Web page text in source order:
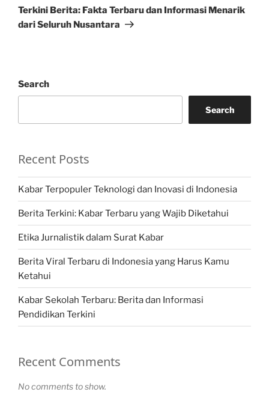
Post
Terkini Berita: Fakta Terbaru dan Informasi Menarik
dari Seluruh Nusantara
Search
Search
Recent Posts
Kabar Terpopuler Teknologi dan Inovasi di Indonesia
Berita Terkini: Kabar Terbaru yang Wajib Diketahui
Etika Jurnalistik dalam Surat Kabar
Berita Viral Terbaru di Indonesia yang Harus Kamu
Ketahui
Kabar Sekolah Terbaru: Berita dan Informasi
Pendidikan Terkini
Recent Comments
No comments to show.